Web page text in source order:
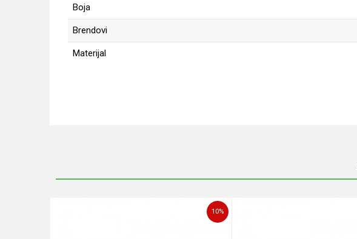
Boja
Brendovi
Materijal
10%